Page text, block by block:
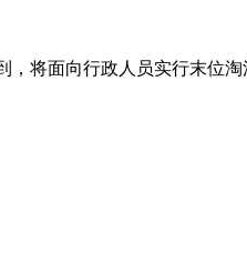
将面向行政人员实行末位